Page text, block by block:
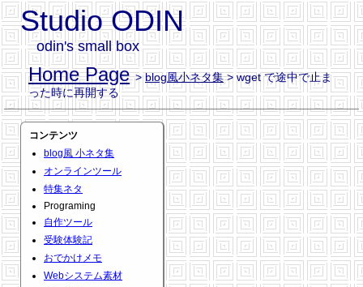
Studio ODIN
odin's small box
Home Page >blog風小ネタ集> wget で途中で止ま
った時に再開する
コンテンツ
blog風 小ネタ集
オンラインツール
特集ネタ
Programing
自作ツール
受験体験記
おでかけメモ
Webシステム素材